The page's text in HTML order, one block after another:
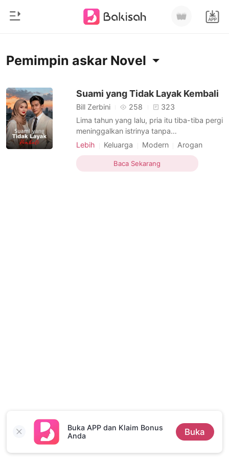
Riwayat Membaca
Keluar
Unduh Aplikasi
Beranda
Modern
Romantis
Cerita pendek
Buka APP dan Klaim Bonus
Anda
Buka
Pemimpin askar Novel
Suami yang Tidak Layak Kembali
Bill Zerbini 258
323
Lima tahun yang lalu, pria itu tiba-tiba pergi
meninggalkan istrinya tanpa
memberitahunya. Dia selalu merasa tidak
untuk pergi dan menjadi pria yang lebih
baik. Diperlukan lima tahun penuh kerja
Lebih Keluarga Modern
Arogan
Pemimpin askar
Pemimpin askar
Baca Sekarang